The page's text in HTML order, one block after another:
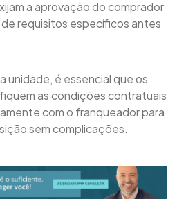
a aprovação do comprador
requisitos específicos antes
unidade, é essencial que os
as condições contratuais
com o franqueador para
sem complicações.